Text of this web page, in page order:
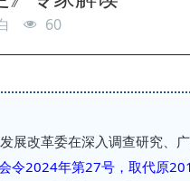
60
展改革委在深入调查研究、
令2024年第27号，取代原